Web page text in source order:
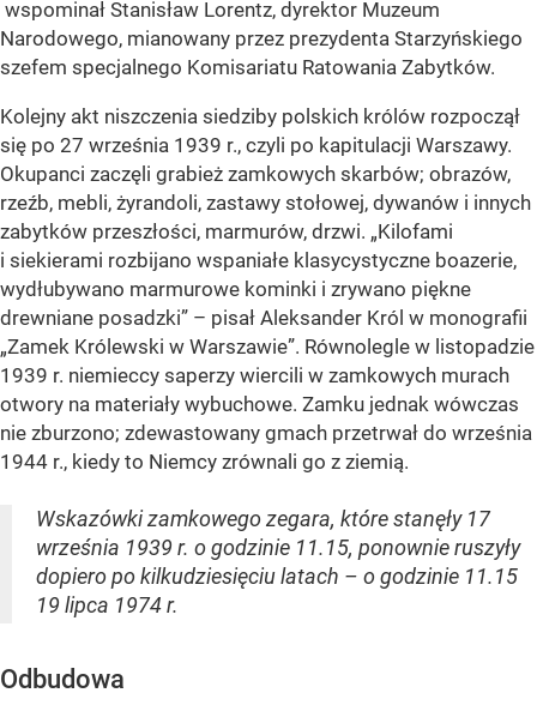
wspominał Stanisław Lorentz, dyrektor Muzeum
Narodowego, mianowany przez prezydenta Starzyńskiego
szefem specjalnego Komisariatu Ratowania Zabytków.
Kolejny akt niszczenia siedziby polskich królów rozpoczął
się po 27 września 1939 r., czyli po kapitulacji Warszawy.
Okupanci zaczęli grabież zamkowych skarbów; obrazów,
rzeźb, mebli, żyrandoli, zastawy stołowej, dywanów i innych
zabytków przeszłości, marmurów, drzwi. „Kilofami
i siekierami rozbijano wspaniałe klasycystyczne boazerie,
wydłubywano marmurowe kominki i zrywano piękne
drewniane posadzki” – pisał Aleksander Król w monografii
„Zamek Królewski w Warszawie”. Równolegle w listopadzie
1939 r. niemieccy saperzy wiercili w zamkowych murach
otwory na materiały wybuchowe. Zamku jednak wówczas
nie zburzono; zdewastowany gmach przetrwał do września
1944 r., kiedy to Niemcy zrównali go z ziemią.
Wskazówki zamkowego zegara, które stanęły 17
września 1939 r. o godzinie 11.15, ponownie ruszyły
dopiero po kilkudziesięciu latach – o godzinie 11.15
19 lipca 1974 r.
Odbudowa